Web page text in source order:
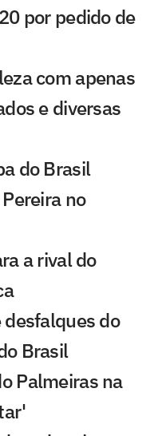
por pedido de
com apenas
e diversas
do Brasil
no
a rival do
do
Brasil
Palmeiras na